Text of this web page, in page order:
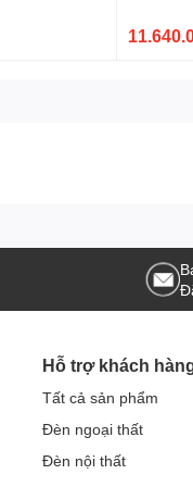
dụng
nhiều diện tích
Hỗ trợ khách
Tất cả sản phẩm
Đèn ngoại thất
Đèn nội thất